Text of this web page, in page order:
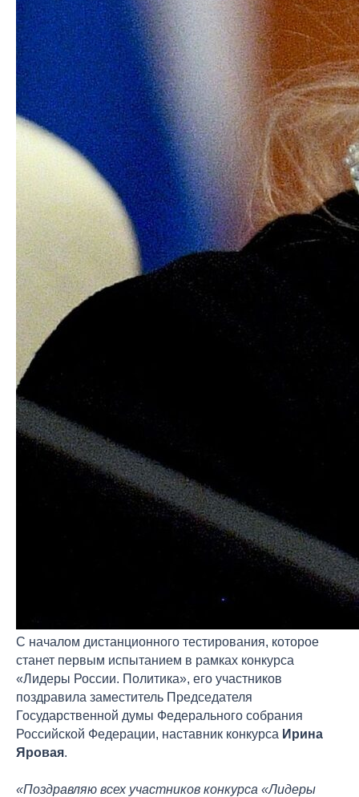
С началом дистанционного тестирования, которое
станет первым испытанием в рамках конкурса
«Лидеры России. Политика», его участников
поздравила заместитель Председателя
Государственной думы Федерального собрания
Российской Федерации, наставник конкурса Ирина
Яровая.
«Поздравляю всех участников конкурса «Лидеры